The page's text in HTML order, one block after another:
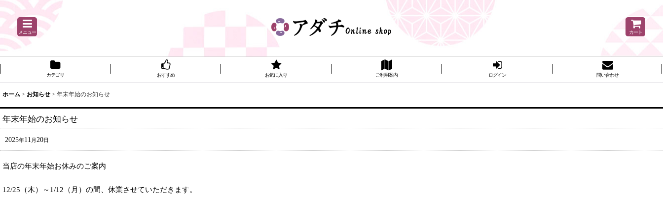
メニュー カート
カテゴリ おすすめ お気に入り ご利用案内 ログイン 問い合わせ
ホーム > お知らせ > 年末年始のお知らせ
年末年始のお知らせ
2025年11 月 20日
当店の年末年始お休みのご案内
12/25（木）～1/12（月）の間、休業させていただきます。